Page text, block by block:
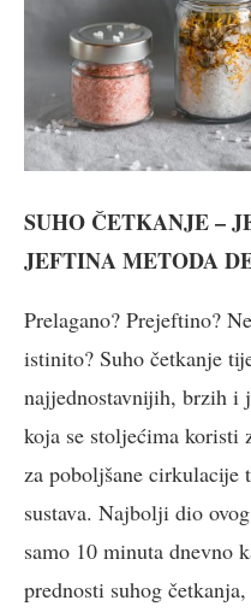
SUHO ČETKANJE –
JEFTINA METODA
Prelagano? Prejeftino?
istinito? Suho četkanje
najjednostavnijih, brzih i
koja se stoljećima koristi
za poboljšane
sustava. Najbolji dio
samo 10 minuta dnevno
prednosti suhog